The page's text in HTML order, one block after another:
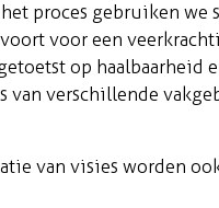
proces gebruiken we
voor een
op haalbaarheid
van verschillende
van visies worden